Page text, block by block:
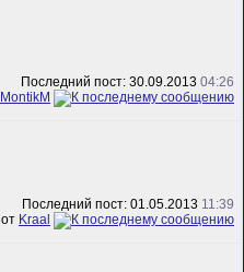
Последний пост: 30.09.2013 04:26
MontikM
Последний пост: 01.05.2013 11:39
от Kraal